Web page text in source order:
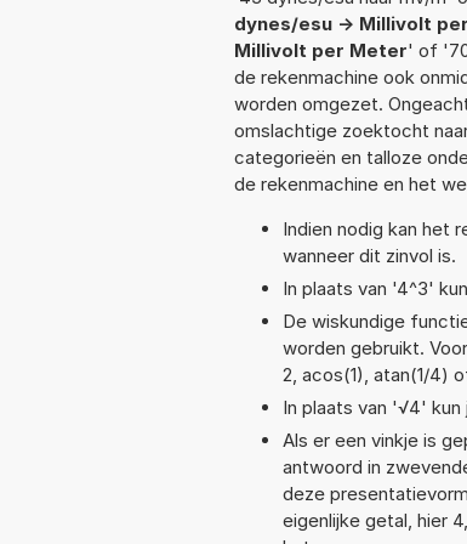
dynes/esu -> Millivolt
Millivolt per Meter' of
de rekenmachine ook
worden omgezet.
omslachtige zoektocht
categorieën en talloze
de rekenmachine en het
Indien nodig kan het
wanneer dit zinvol is.
In plaats van '4^3'
De wiskundige
worden gebruikt.
2, acos(1), atan(1/4)
In plaats van '√4'
Als er een vinkje is
antwoord in
deze
eigenlijke getal, hier